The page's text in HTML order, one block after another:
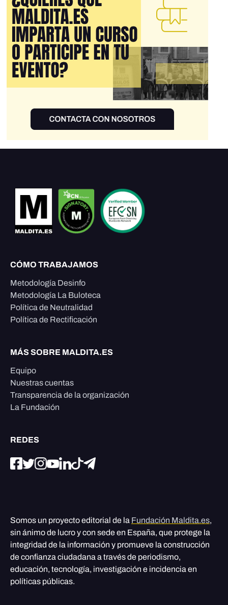
CÓMO TRABAJAMOS
Metodología Desinfo
Metodología La Buloteca
Política de Neutralidad
Política de Rectificación
MÁS SOBRE MALDITA.ES
Equipo
Nuestras cuentas
Transparencia de la organización
La Fundación
REDES
Somos un proyecto editorial de la Fundación Maldita.es,
sin ánimo de lucro y con sede en España, que protege la
integridad de la información y promueve la construcción
de confianza ciudadana a través de periodismo,
educación, tecnología, investigación e incidencia en
políticas públicas.